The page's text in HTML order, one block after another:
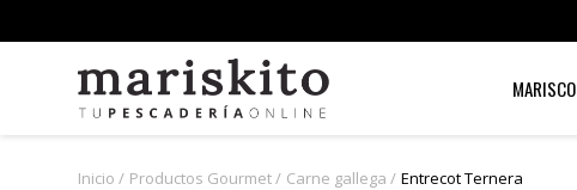
MARISCO
Inicio Productos Gourmet Carne gallega Entrecot Ternera